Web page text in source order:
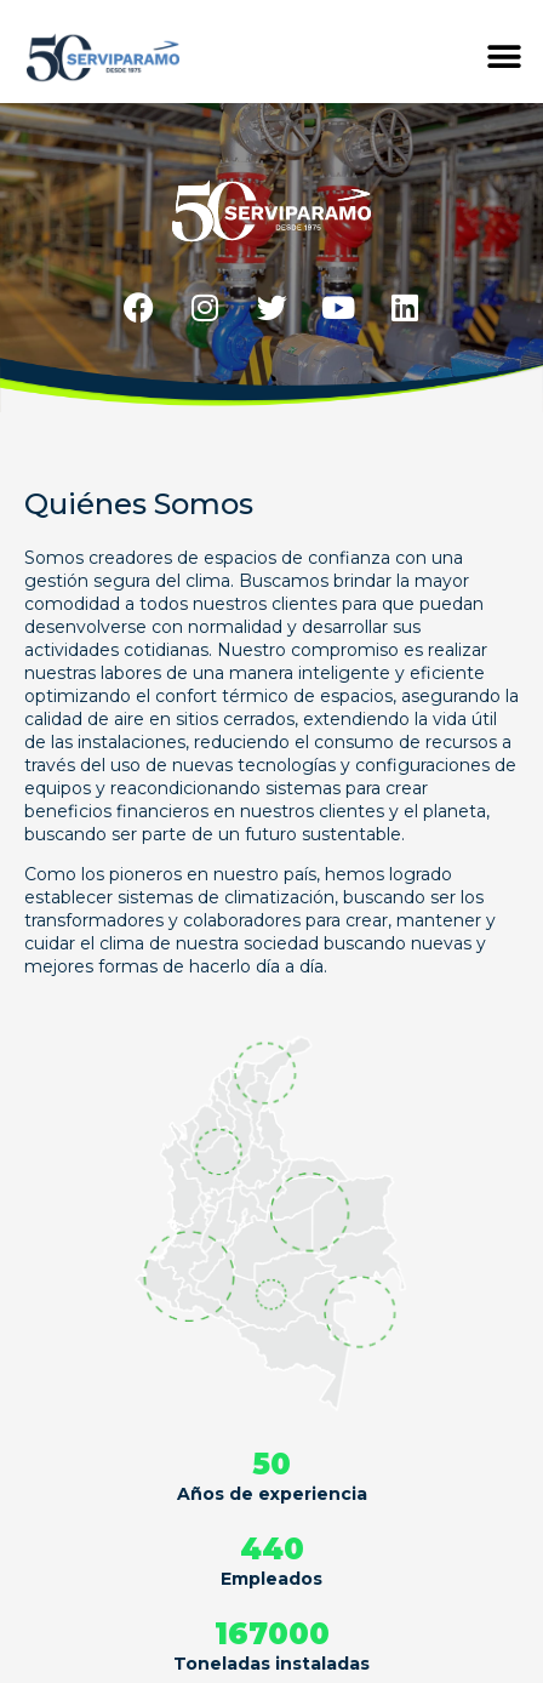
Quiénes Somos
Somos creadores de espacios de confianza con una
gestión segura del clima. Buscamos brindar la mayor
comodidad a todos nuestros clientes para que puedan
desenvolverse con normalidad y desarrollar sus
actividades cotidianas. Nuestro compromiso es realizar
nuestras labores de una manera inteligente y eficiente
optimizando el confort térmico de espacios, asegurando la
calidad de aire en sitios cerrados, extendiendo la vida útil
de las instalaciones, reduciendo el consumo de recursos a
través del uso de nuevas tecnologías y configuraciones de
equipos y reacondicionando sistemas para crear
beneficios financieros en nuestros clientes y el planeta,
buscando ser parte de un futuro sustentable.
Como los pioneros en nuestro país, hemos logrado
establecer sistemas de climatización, buscando ser los
transformadores y colaboradores para crear, mantener y
cuidar el clima de nuestra sociedad buscando nuevas y
mejores formas de hacerlo día a día.
Años de experiencia
50
Empleados
440
Toneladas instaladas
167000